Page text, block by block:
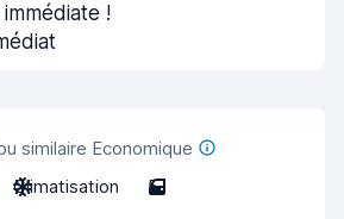
!
similaire Economique
Climatisation 5